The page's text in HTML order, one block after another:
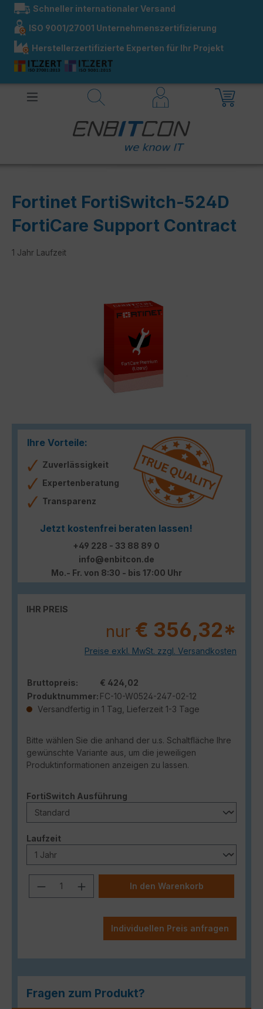
springen
Schneller internationaler Versand
ISO 9001/27001 Unternehmenszertifizierung
Herstellerzertifizierte Experten für Ihr Projekt
Fortinet FortiSwitch-524D
FortiCare Support Contract
1 Jahr Laufzeit
Ihre Vorteile:
Zuverlässigkeit
Expertenberatung
Transparenz
Jetzt kostenfrei beraten lassen!
+49 228 - 33 88 89 0
info@enbitcon.de
Mo.- Fr. von 8:30 - bis 17:00 Uhr
IHR PREIS
nur € 356,32*
Preise exkl. MwSt. zzgl. Versandkosten
Bruttopreis:
€ 424,02
Produktnummer: FC-10-W0524-247-02-12
Versandfertig in 1 Tag, Lieferzeit 1-3 Tage
Bitte wählen Sie die anhand der u.s. Schaltfläche Ihre
gewünschte Variante aus, um die jeweiligen
Produktinformationen anzeigen zu lassen.
FortiSwitch Ausführung
Laufzeitauswählen
Produkt Anzahl: Gib den
In den Warenkorb
Individuellen Preis anfragen
Fragen zum Produkt?